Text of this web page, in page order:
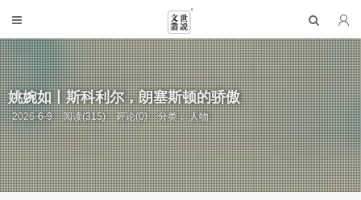
姚婉如丨斯科利尔，朗塞斯顿的骄傲
2026-6-9 阅读(315) 评论(0) 分类：人物